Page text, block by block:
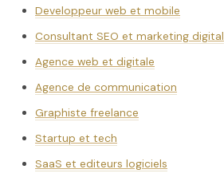
Developpeur web et mobile
Consultant SEO et marketing digital
Agence web et digitale
Agence de communication
Graphiste freelance
Startup et tech
SaaS et editeurs logiciels